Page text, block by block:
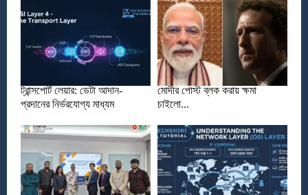
ট্রান্সপোর্ট লেয়ার: ডেটা আদান-
প্রদানের নির্ভরযোগ্য মাধ্যম
মোদীর পোস্ট ব্লক করায় ক্ষমা
চাইলো...